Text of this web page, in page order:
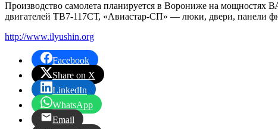
Производство самолета планируется в Ворониже на мощностях
двигателей ТВ7-117СТ, «Авиастар-СП» — люки, двери, панели
http://www.ilyushin.org
Facebook
Share on X
LinkedIn
WhatsApp
Email